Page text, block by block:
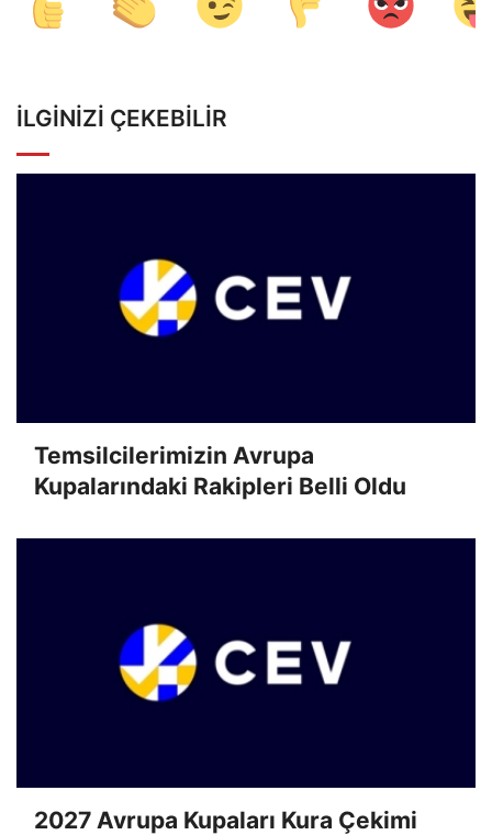
İLGINIZI ÇEKEBILIR
Temsilcilerimizin Avrupa
Kupalarındaki Rakipleri Belli Oldu
2027 Avrupa Kupaları Kura Çekimi